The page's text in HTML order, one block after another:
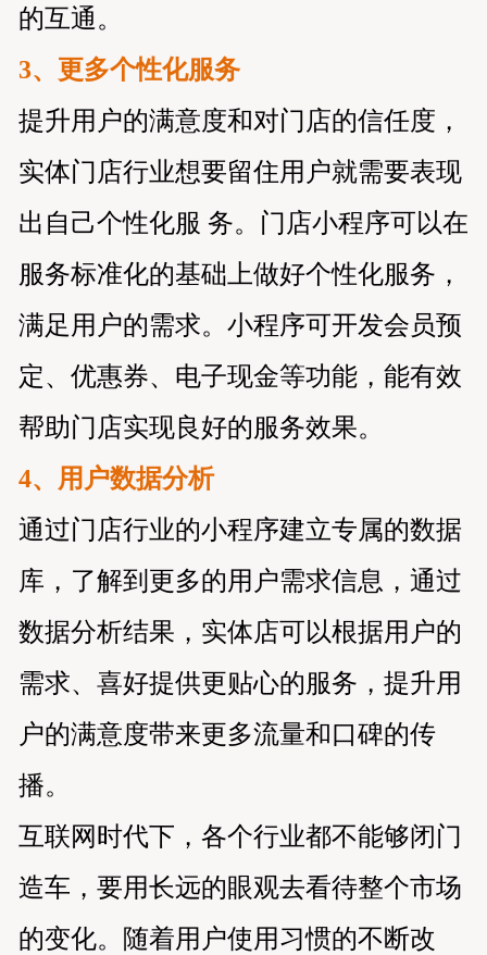
的互通。
3、更多个性化服务
提升用户的满意度和对门店的信任度，
实体门店行业想要留住用户就需要表现
出自己个性化服 务。门店小程序可以在
服务标准化的基础上做好个性化服务，
满足用户的需求。小程序可开发会员预
定、优惠券、电子现金等功能，能有效
帮助门店实现良好的服务效果。
4、用户数据分析
通过门店行业的小程序建立专属的数据
库，了解到更多的用户需求信息，通过
数据分析结果，实体店可以根据用户的
需求、喜好提供更贴心的服务，提升用
户的满意度带来更多流量和口碑的传
播。
互联网时代下，各个行业都不能够闭门
造车，要用长远的眼观去看待整个市场
的变化。随着用户使用习惯的不断改